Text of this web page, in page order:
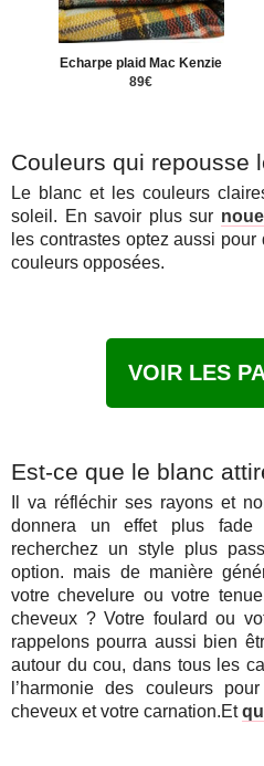
Echarpe plaid Mac Kenzie
89€
Couleurs qui repousse
Le blanc et les couleurs
soleil. En savoir plus sur
les contrastes optez aussi
couleurs opposées.
VOIR LES
Est-ce que le blanc
Il va réfléchir ses rayons et
donnera un effet plus
recherchez un style plus
option. mais de manière
votre chevelure ou votre
cheveux ? Votre foulard ou
rappelons pourra aussi bien
autour du cou, dans tous les
l’harmonie des couleurs
cheveux et votre carnation.Et